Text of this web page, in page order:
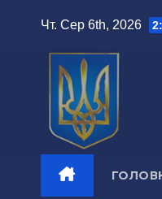
Чт. Сер 6th, 2026